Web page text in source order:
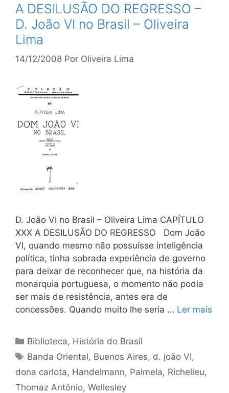
A DESILUSÃO DO REGRESSO –
D. João VI no Brasil – Oliveira
Lima
14/12/2008 Por Oliveira Lima
D. João VI no Brasil – Oliveira Lima CAPÍTULO
XXX A DESILUSÃO DO REGRESSO Dom João
VI, quando mesmo não possuísse inteligência
política, tinha sobrada experiência de governo
para deixar de reconhecer que, na história da
monarquia portuguesa, o momento não podia
ser mais de resistência, antes era de
concessões. Quando muito lhe seria … Ler mais
Categorias
Biblioteca, História do Brasil
Tags
Banda Oriental, Buenos Aires, d. joão VI,
dona carlota, Handelmann, Palmela, Richelieu,
Thomaz Antônio, Wellesley